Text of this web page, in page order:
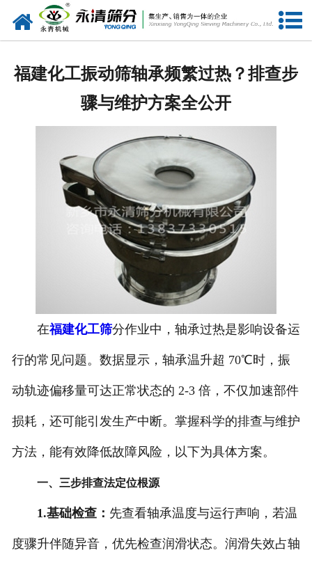
网站首页
产品中心
资质荣誉
服务准则
视频中心
联系我们
福建化工振动筛轴承频繁过热？排查步
骤与维护方案全公开
在福建化工筛分作业中，轴承过热是影响设备运
行的常见问题。数据显示，轴承温升超 70℃时，振
动轨迹偏移量可达正常状态的 2-3 倍，不仅加速部件
损耗，还可能引发生产中断。掌握科学的排查与维护
方法，能有效降低故障风险，以下为具体方案。
一、三步排查法定位根源
1.基础检查： 先查看轴承温度与运行声响，若温
度骤升伴随异音，优先检查润滑状态。润滑失效占轴